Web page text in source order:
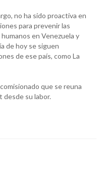
no ha sido proactiva en
para prevenir las
en Venezuela y
de hoy se siguen
de ese país, como La
que se reuna
desde su labor.